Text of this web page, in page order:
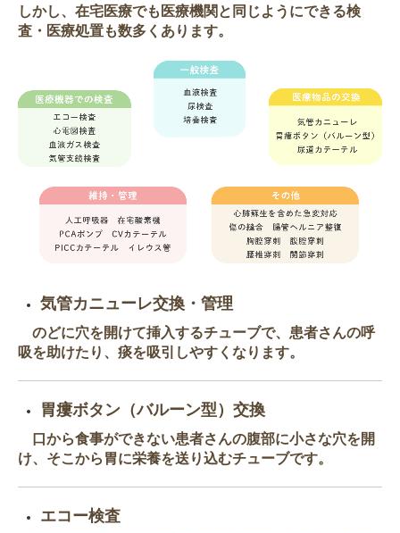
理念
在宅医療でできること
グリーフケア
しかし、在宅医療でも医療機関と同じようにできる検
査・医療処置も数多くあります。
気管カニューレ交換・管理
のどに穴を開けて挿入するチューブで、患者さんの呼
吸を助けたり、痰を吸引しやすくなります。
胃瘻ボタン （バルーン型）交換
口から食事ができない患者さんの腹部に小さな穴を開
け、そこから胃に栄養を送り込むチューブです。
エコー検査